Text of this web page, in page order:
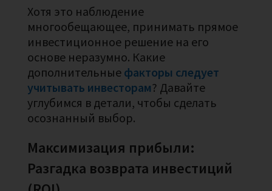
Хотя это наблюдение
многообещающее, принимать прямое
инвестиционное решение на его
основе неразумно. Какие
дополнительные факторы следует
учитывать инвесторам? Давайте
углубимся в детали, чтобы сделать
осознанный выбор.
Максимизация прибыли:
Разгадка возврата инвестиций